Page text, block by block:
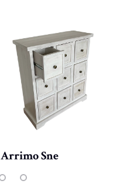
Arrimo Sne